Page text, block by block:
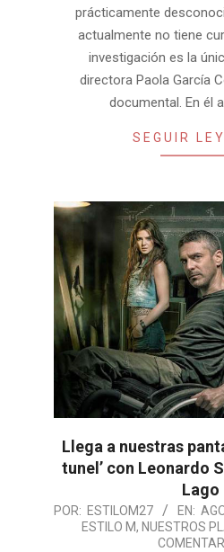
prácticamente
actualmente no tiene
investigación es la
directora Paola García
documental. En él
SEGUIR
Llega a nuestras
tunel’ con Leonardo
Lago
2016-
POR: ESTILOM27 EN:
ESTILO M, NUESTROS